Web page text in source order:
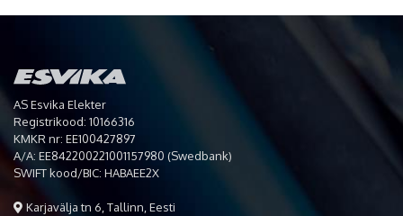
AS Esvika Elekter
Registrikood: 10166316
KMKR nr: EE100427897
A/A: EE842200221001157980 (Swedbank)
SWIFT kood/BIC: HABAEE2X
Karjavälja tn 6, Tallinn, Eesti